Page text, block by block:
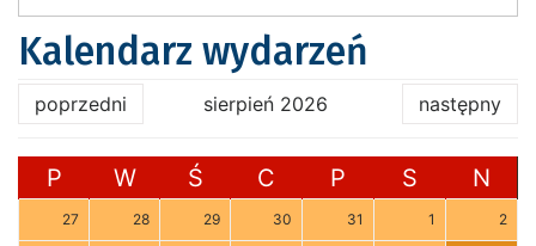
Kalendarz wydarzeń
poprzedni sierpień 2026 następny
P W Ś C P S N
27 28 29 30 31 1 2